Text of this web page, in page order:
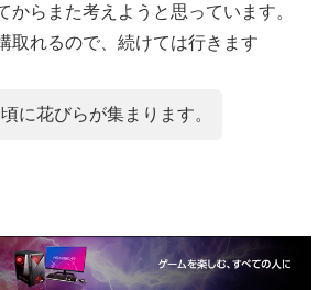
からまた考えようと思っています。
取れるので、続けては行きます
に花びらが集まります。